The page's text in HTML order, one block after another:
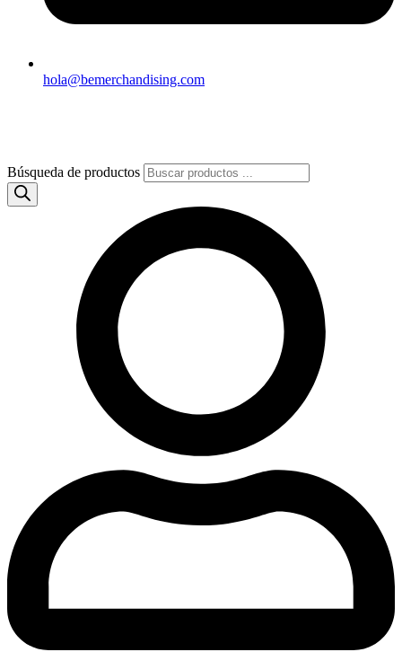
hola@bemerchandising.com
Búsqueda de productos